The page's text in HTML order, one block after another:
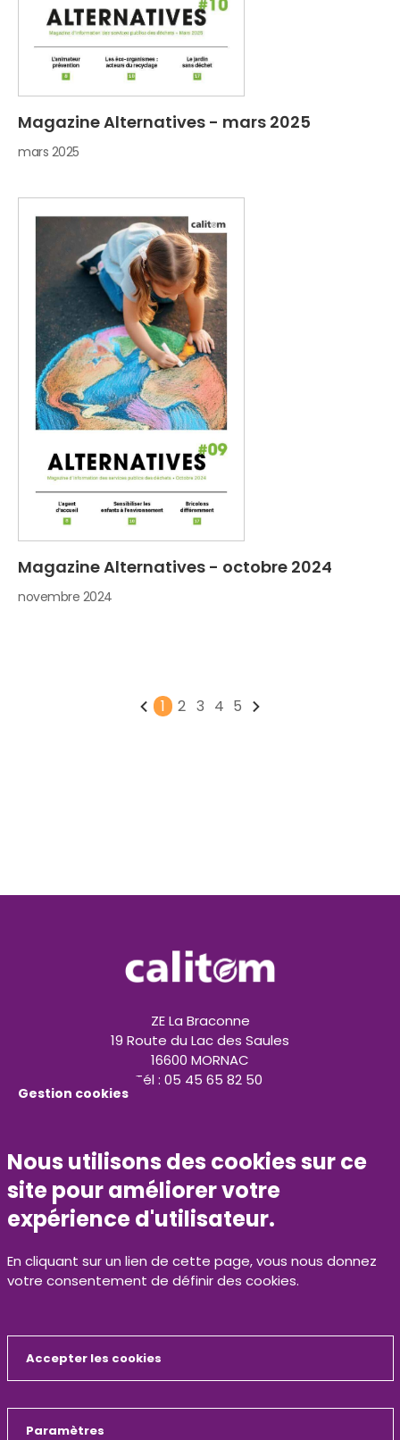
Magazine Alternatives - mars 2025
mars 2025
Magazine Alternatives - octobre 2024
novembre 2024
1 2 3 4 5
ZE La Braconne
19 Route du Lac des Saules
16600 MORNAC
Tél : 05 45 65 82 50
N°vert 0800 500 429
Espace presse
Recrutement
Contact
Retrouvez nous sur nos réseaux sociaux
Gestion cookies
Nous utilisons des cookies sur ce
site pour améliorer votre
expérience d'utilisateur.
En cliquant sur un lien de cette page, vous nous donnez
votre consentement de définir des cookies.
Accepter les cookies
Masquer
Paramètres